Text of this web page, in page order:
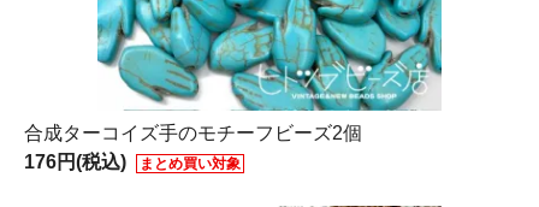
合成ターコイズ手のモチーフビーズ2個
176円(税込)
まとめ買い対象